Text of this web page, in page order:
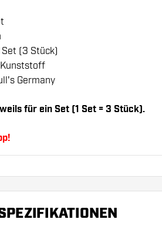
Set (3 Stück)
Kunststoff
Germany
für ein Set (1 Set = 3 Stück).
andere Form, ein anderes